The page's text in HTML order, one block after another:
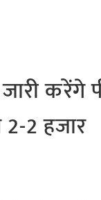
करेंगे
2 हजार